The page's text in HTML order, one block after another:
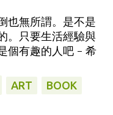
也無所謂。是不是
。只要生活經驗與
個有趣的人吧 - 希
ART
BOOK